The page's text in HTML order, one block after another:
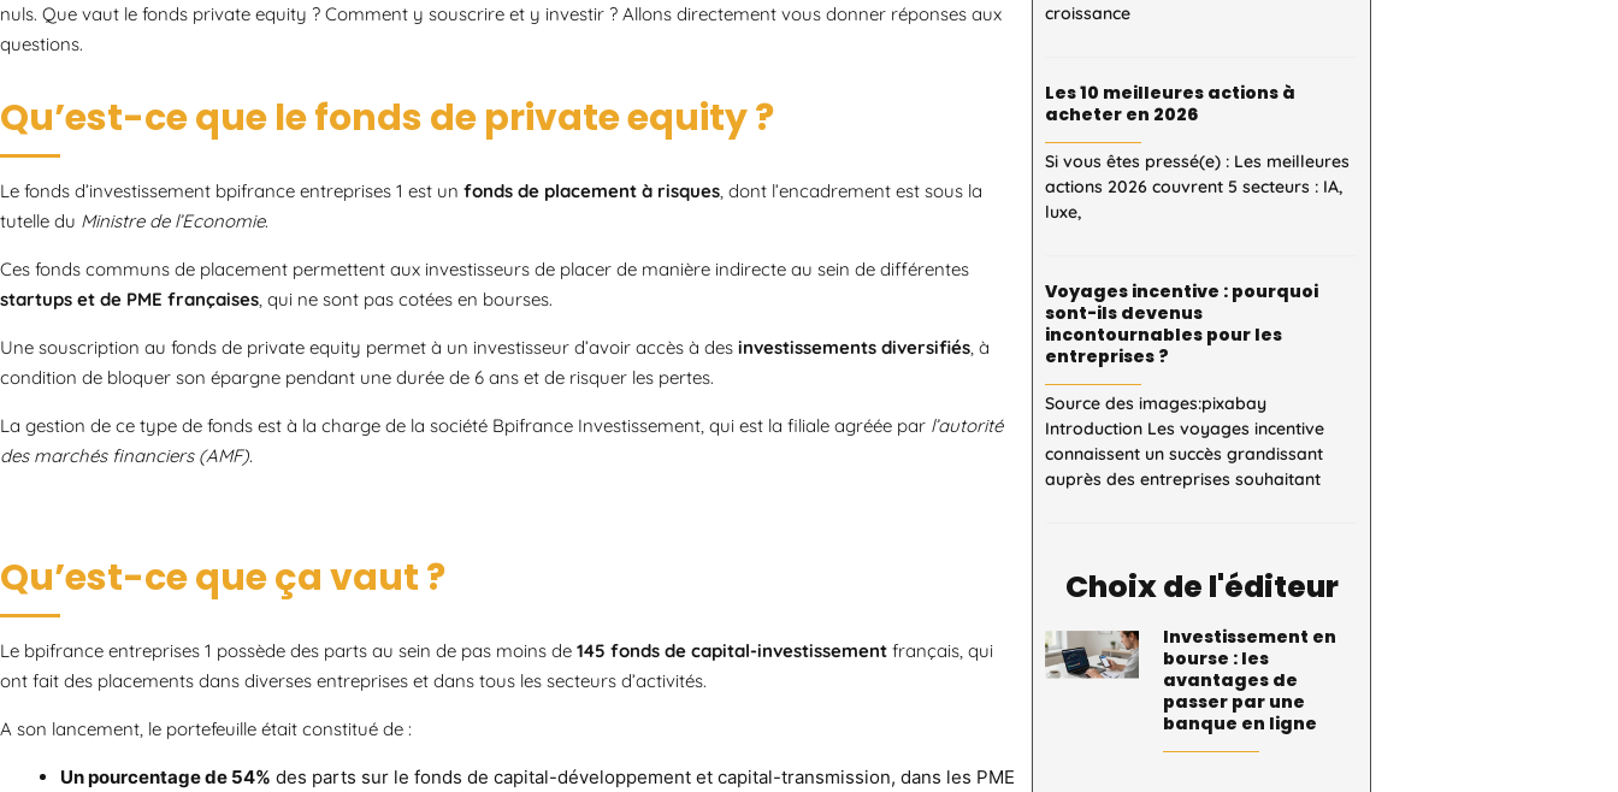
nuls. Que vaut le fonds private equity ? Comment y souscrire et y investir ? Allons directement vous donner réponses aux
questions.
Qu’est-ce que le fonds de private equity ?
Le fonds d’investissement bpifrance entreprises 1 est un fonds de placement à risques , dont l’encadrement est sous la
tutelle du Ministre de l’Economie.
Ces fonds communs de placement permettent aux investisseurs de placer de manière indirecte au sein de différentes
startups et de PME françaises , qui ne sont pas cotées en bourses.
Une souscription au fonds de private equity permet à un investisseur d’avoir accès à des investissements diversifiés , à
condition de bloquer son épargne pendant une durée de 6 ans et de risquer les pertes.
La gestion de ce type de fonds est à la charge de la société Bpifrance Investissement, qui est la filiale agréée par l’autorité
des marchés financiers (AMF).
Qu’est-ce que ça vaut ?
Le bpifrance entreprises 1 possède des parts au sein de pas moins de 145 fonds de capital-investissement français, qui
ont fait des placements dans diverses entreprises et dans tous les secteurs d’activités.
A son lancement, le portefeuille était constitué de :
Un pourcentage de 54% des parts sur le fonds de capital-développement et capital-transmission, dans les PME
croissance
Les 10 meilleures actions à
acheter en 2026
Si vous êtes pressé(e) : Les meilleures
actions 2026 couvrent 5 secteurs : IA,
luxe,
Voyages incentive : pourquoi
sont-ils devenus
incontournables pour les
entreprises ?
Source des images:pixabay
Introduction Les voyages incentive
connaissent un succès grandissant
auprès des entreprises souhaitant
Choix de l'éditeur
Investissement en
bourse : les
avantages de
passer par une
banque en ligne